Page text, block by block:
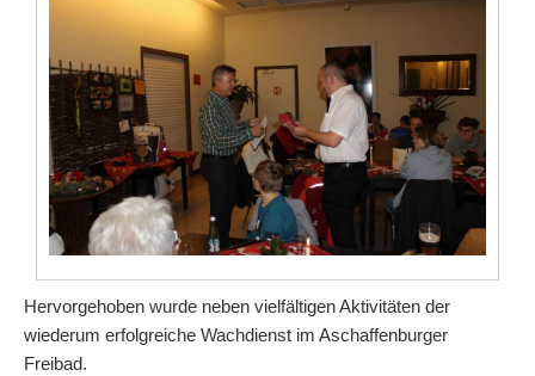
Hervorgehoben wurde neben vielfältigen Aktivitäten der
wiederum erfolgreiche Wachdienst im Aschaffenburger
Freibad.